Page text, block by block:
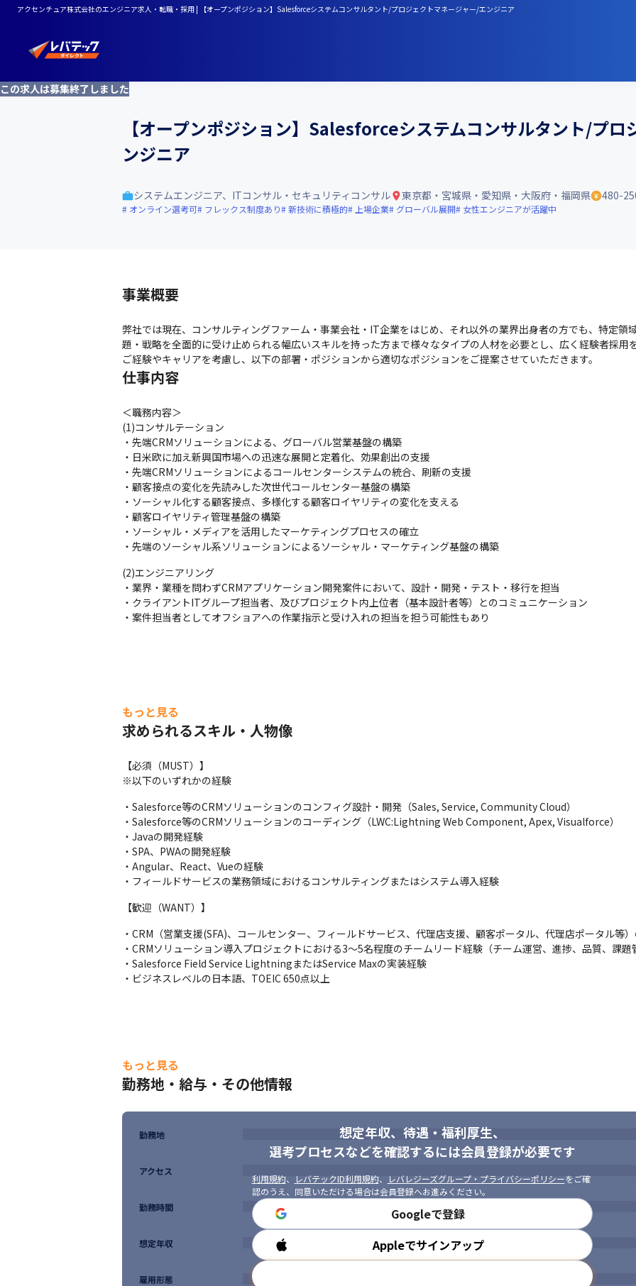
アクセンチュア株式会社のエンジニア求人・転職・採用 | 【オープンポジション】Salesforceシステムコンサルタント/プロジェクトマネージャー/エンジニア
この求人は募集終了しました
【オープンポジション】Salesforceシステムコンサルタント/プロ
ンジニア
システムエンジニア、ITコンサル・セキュリティコンサル 東京都・宮城県・愛知県・大阪府・福岡県 480-
オンライン選考可 フレックス制度あり 新技術に積極的 上場企業 グローバル展開 女性エンジニアが活躍中
事業概要
弊社では現在、コンサルティングファーム・事業会社・IT企業をはじめ、それ以外の業界出身者の方でも、特定領
題・戦略を全面的に受け止められる幅広いスキルを持った方まで様々なタイプの人材を必要とし、広く経験者採用
ご経験やキャリアを考慮し、以下の部署・ポジションから適切なポジションをご提案させていただきます。
仕事内容
＜職務内容＞
(1)コンサルテーション
・先端CRMソリューションによる、グローバル営業基盤の構築
・日米欧に加え新興国市場への迅速な展開と定着化、効果創出の支援
・先端CRMソリューションによるコールセンターシステムの統合、刷新の支援
・顧客接点の変化を先読みした次世代コールセンター基盤の構築
・ソーシャル化する顧客接点、多様化する顧客ロイヤリティの変化を支える
・顧客ロイヤリティ管理基盤の構築
・ソーシャル・メディアを活用したマーケティングプロセスの確立
・先端のソーシャル系ソリューションによるソーシャル・マーケティング基盤の構築
(2)エンジニアリング
・業界・業種を問わずCRMアプリケーション開発案件において、設計・開発・テスト・移行を担当
・クライアントITグループ担当者、及びプロジェクト内上位者（基本設計者等）とのコミュニケーション
・案件担当者としてオフショアへの作業指示と受け入れの担当を担う可能性もあり
もっと見る
求められるスキル・人物像
【必須（MUST）】
※以下のいずれかの経験
・Salesforce等のCRMソリューションのコンフィグ設計・開発（Sales, Service, Community Cloud）
・Salesforce等のCRMソリューションのコーディング（LWC:Lightning Web Component, Apex, Visualforce）
・Javaの開発経験
・SPA、PWAの開発経験
・Angular、React、Vueの経験
・フィールドサービスの業務領域におけるコンサルティングまたはシステム導入経験
【歓迎（WANT）】
・CRM（営業支援(SFA)、コールセンター、フィールドサービス、代理店支援、顧客ポータル、代理店ポータル等
・CRMソリューション導入プロジェクトにおける3～5名程度のチームリード経験（チーム運営、進捗、品質、課
・Salesforce Field Service LightningまたはService Maxの実装経験
・ビジネスレベルの日本語、TOEIC 650点以上
もっと見る
勤務地・給与・その他情報
想定年収、待遇・福利厚生、
選考プロセスなどを確認するには会員登録が必要です
利用規約、 レバテックID利用規約、 レバレジーズグループ・プライバシーポリシーをご確
認のうえ、同意いただける場合は会員登録へお進みください。
Googleで登録
Appleでサインアップ
勤務地
アクセス
勤務時間
想定年収
雇用形態